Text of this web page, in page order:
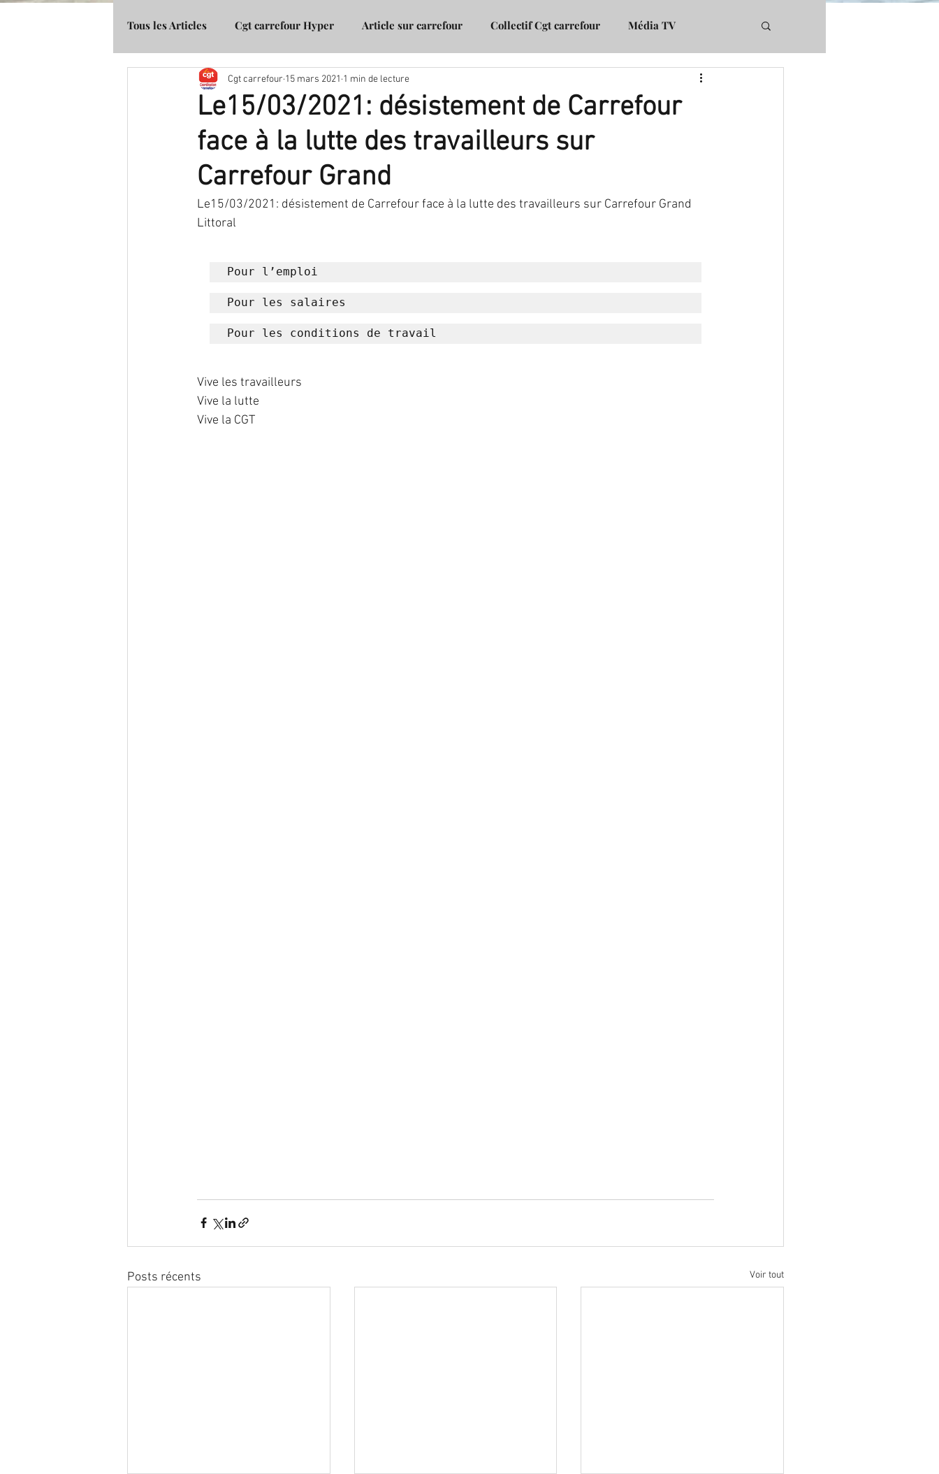
Tous les Articles Cgt carrefour Hyper Article sur carrefour Collectif Cgt carrefour Média TV
Média Presse Cgt Banque Assurance Cgt carrefour Vénissieux Médiapart
Le15/03/2021: désistement de Carrefour
face à la lutte des travailleurs sur
Carrefour Grand
Cgt carrefour 15 mars 2021 1 min de lecture
Le15/03/2021: désistement de Carrefour face à la lutte des travailleurs sur Carrefour Grand
Littoral
Pour l’emploi
Pour les salaires
Pour les conditions de travail
Vive les travailleurs
Vive la lutte
Vive la CGT
Posts récents Voir tout